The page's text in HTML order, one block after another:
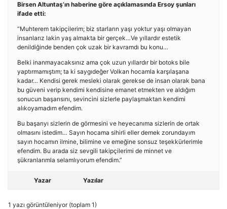
Birsen Altuntaş’ın haberine göre açıklamasında Ersoy şunları
ifade etti:
“Muhterem takipçilerim; biz starların yaşı yoktur yaşı olmayan
insanlarız lakin yaş almakta bir gerçek…Ve yıllardır estetik
denildiğinde benden çok uzak bir kavramdı bu konu…
Belki inanmayacaksınız ama çok uzun yıllardır bir botoks bile
yaptırmamıştım; ta ki saygıdeğer Volkan hocamla karşılaşana
kadar… Kendisi gerek mesleki olarak gerekse de insan olarak bana
bu güveni verip kendimi kendisine emanet etmekten ve aldığım
sonucun başarısını, sevincini sizlerle paylaşmaktan kendimi
alıkoyamadım efendim.
Bu başarıyı sizlerin de görmesini ve heyecanıma sizlerin de ortak
olmasını istedim… Sayın hocama sihirli eller demek zorundayım
sayın hocamın ilmine, bilimine ve emeğine sonsuz teşekkürlerimle
efendim. Bu arada siz sevgili takipçilerimi de minnet ve
şükranlarımla selamlıyorum efendim.”
Yazar Yazılar
1 yazı görüntüleniyor (toplam 1)